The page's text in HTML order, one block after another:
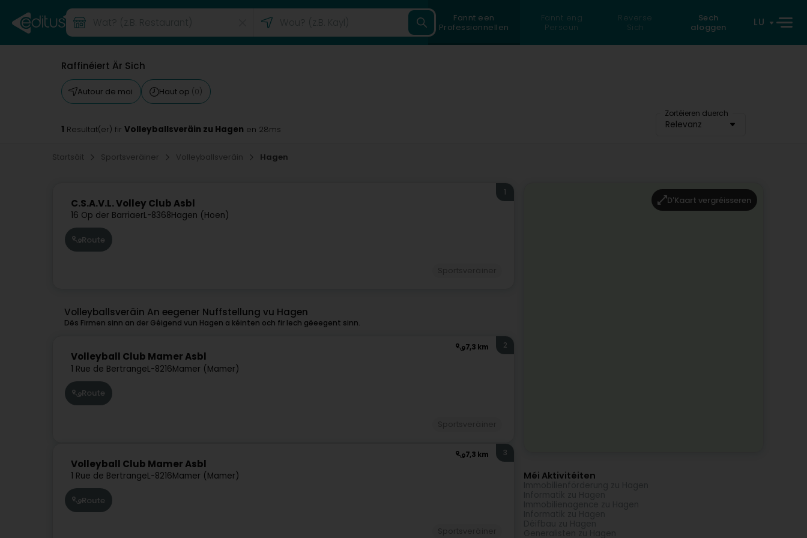
Fannt een
Professionnellen
Fannt eng
Persoun
Reverse
Sich
Sech
aloggen
LU
Raffinéiert Är Sich
Autour de moi Haut op (0)
Zortéieren duerch
Relevanz
1 Resultat(er) fir Volleyballsveräin zu Hagen en 28ms
Startsäit Sportsveräiner Volleyballsveräin Hagen
C.S.A.V.L. Volley Club Asbl
16 Op der BarriaerL-8368Hagen (Hoen)
1
Route
Volleyballsveräin An eegener Nuffstellung vu Hagen
Dës Firmen sinn an der Géigend vun Hagen a kéinten och fir Iech gëeegent sinn.
7,3 km
Volleyball Club Mamer Asbl
1 Rue de BertrangeL-8216Mamer (Mamer)
2
Route
7,3 km
Volleyball Club Mamer Asbl
1 Rue de BertrangeL-8216Mamer (Mamer)
3
Route
D'Kaart vergréisseren
Méi Aktivitéiten